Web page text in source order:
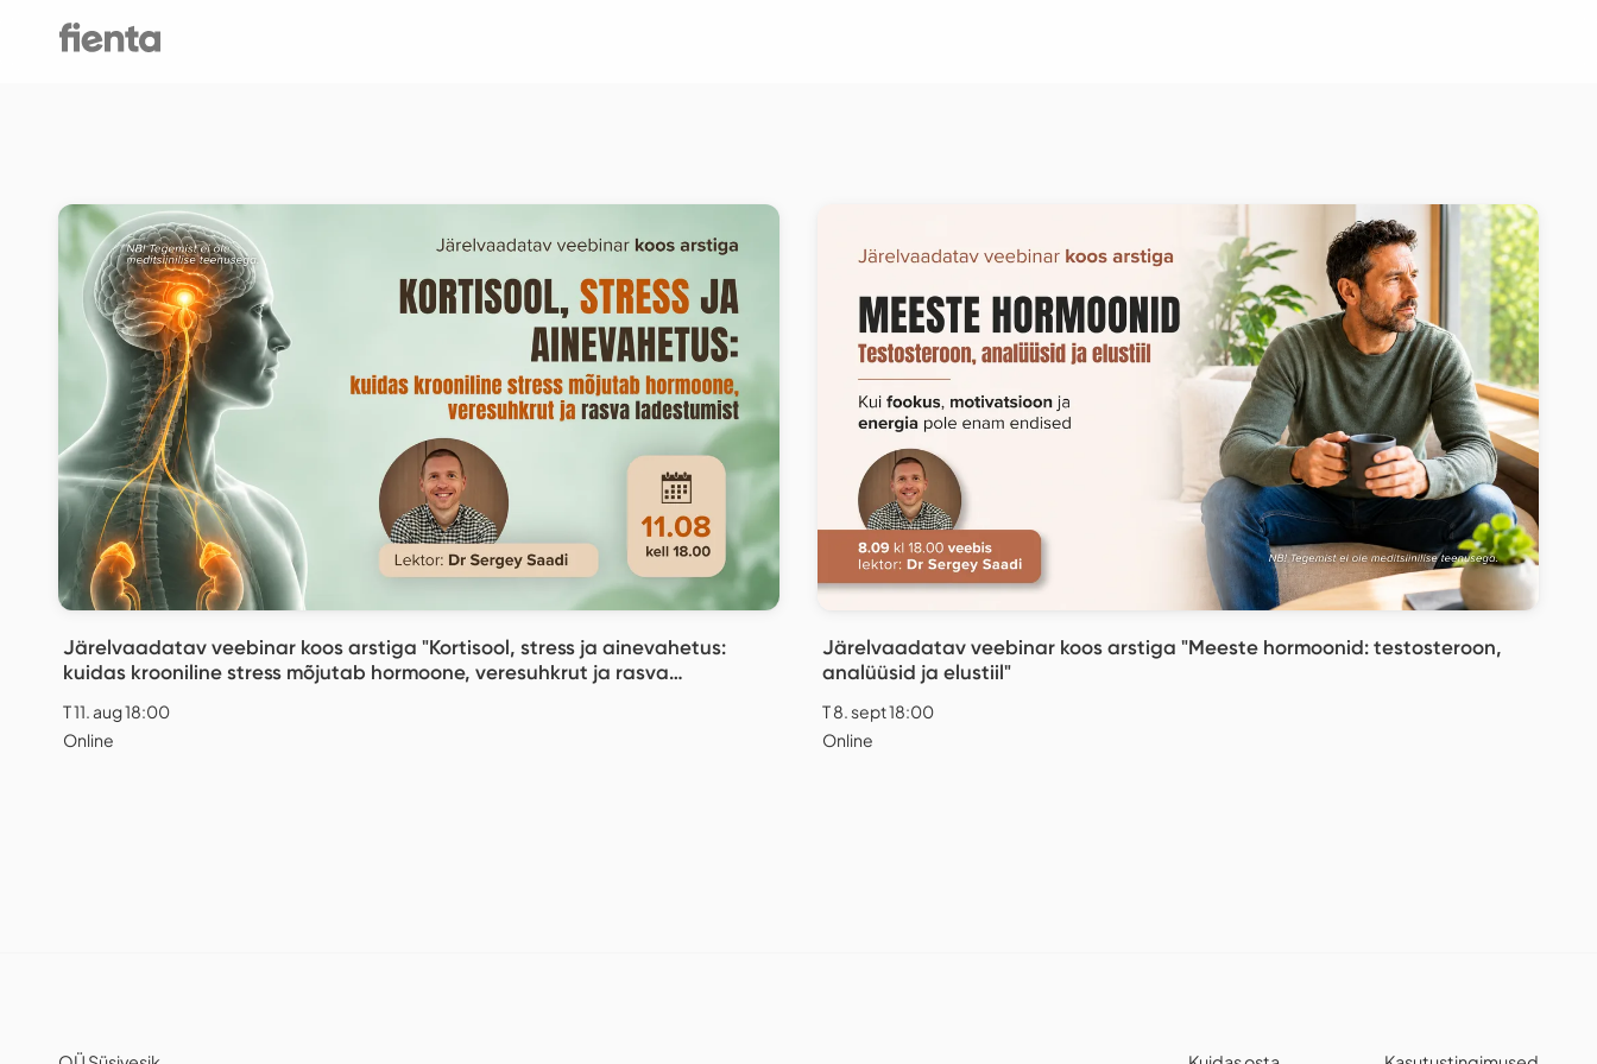
Järelvaadatav veebinar koos arstiga "Kortisool, stress ja ainevahetus:
kuidas krooniline stress mõjutab hormoone, veresuhkrut ja rasva
T 11. aug 18:00
Online
Järelvaadatav veebinar koos arstiga "Meeste hormoonid: testosteroon,
analüüsid ja elustiil"
T 8. sept 18:00
Online